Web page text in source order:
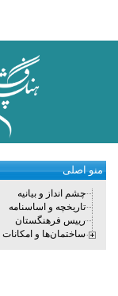
منو اصلی
چشم انداز و بیانیه
تاریخچه و اساسنامه
رییس فرهنگستان
ساختمان‌ها و امکانات